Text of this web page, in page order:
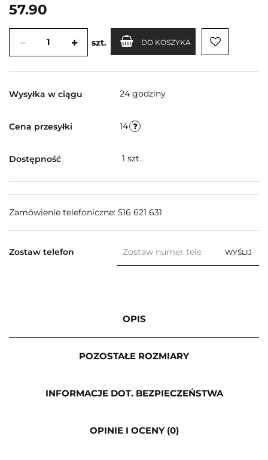
57.90
szt. DO KOSZYKA
Wysyłka w ciągu 24 godziny
Cena przesyłki 14
Dostępność 1 szt.
Zamówienie telefoniczne: 516 621 631
Zostaw telefon WYŚLIJ
OPIS
POZOSTAŁE ROZMIARY
INFORMACJE DOT. BEZPIECZEŃSTWA
OPINIE I OCENY (0)